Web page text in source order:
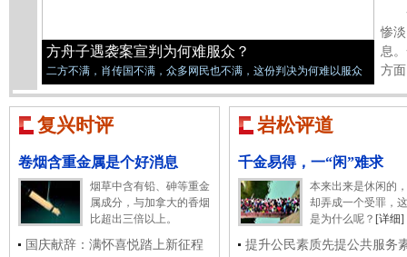
方舟子遇袭案宣判为何难服众？
二方不满，肖传国不满，众多网民也不满，这份判决为何难以服众
惨
息
方
复兴时评
卷烟含重金属是个好消息
烟草中含有铅、砷等重金
属成分，与加拿大的香烟
比超出三倍以上。
国庆献辞：满怀喜悦踏上新征程
岩松评道
千金易得，一“闲”难求
本来出来是休闲的
却弄成一个受罪，
是为什么呢？ [详细]
提升公民素质先提公共服务